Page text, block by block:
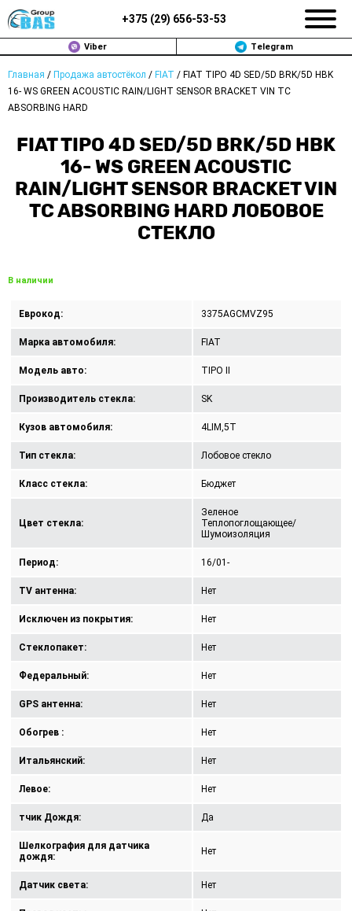
+375 (29) 656-53-53
Viber Telegram
Главная / Продажа автостёкол / FIAT / FIAT TIPO 4D SED/5D BRK/5D HBK
16- WS GREEN ACOUSTIC RAIN/LIGHT SENSOR BRACKET VIN TC
ABSORBING HARD
FIAT TIPO 4D SED/5D BRK/5D HBK
16- WS GREEN ACOUSTIC
RAIN/LIGHT SENSOR BRACKET VIN
TC ABSORBING HARD ЛОБОВОЕ
СТЕКЛО
В наличии
Еврокод: 3375AGCMVZ95
Марка автомобиля: FIAT
Модель авто: TIPO II
Производитель стекла: SK
Кузов автомобиля: 4LIM,5T
Тип стекла: Лобовое стекло
Класс стекла: Бюджет
Цвет стекла:
Зеленое
Теплопоглощающее/
Шумоизоляция
Период: 16/01-
TV антенна: Нет
Исключен из покрытия: Нет
Стеклопакет: Нет
Федеральный: Нет
GPS антенна: Нет
Обогрев : Нет
Итальянский: Нет
Левое: Нет
тчик Дождя: Да
Шелкография для датчика
дождя:
Нет
Датчик света: Нет
ЗАМЕНА АВТОСТЕКОЛ В МИНСКЕ
ДОП. УСЛУГИ